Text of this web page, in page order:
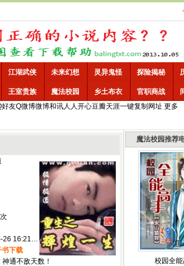
江湖武侠 未来幻想 灵异鬼怪 探险揭秘
王室贵族 魔法校园 乡土布衣 官职商战
好友Q微博微博和讯人人开心豆瓣天涯一键复制网址 更多
16:21:06
书下载
通不敌天数！
魔法校园推荐
校园全